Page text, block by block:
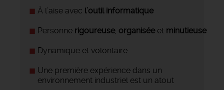
À l’aise avec l’outil informatique
Personne rigoureuse, organiséeet minutieuse
Dynamique et volontaire
Une première expérience dans un
environnement industriel est un atout